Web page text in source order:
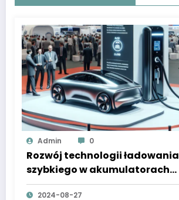
Admin 0
Rozwój technologii ładowania
szybkiego w akumulatorach
elektrycznych
2024-08-27